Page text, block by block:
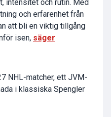
intensitet och rutin. Med
och erfarenhet från
att bli en viktig tillgång
isen, säger
NHL-matcher, ett JVM-
i klassiska Spengler